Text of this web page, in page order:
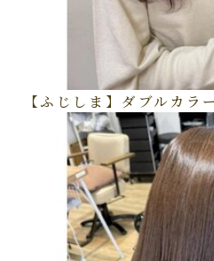
【ふじしま】ダブルカラ